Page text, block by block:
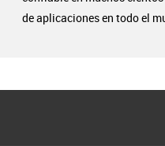
de aplicaciones en todo el